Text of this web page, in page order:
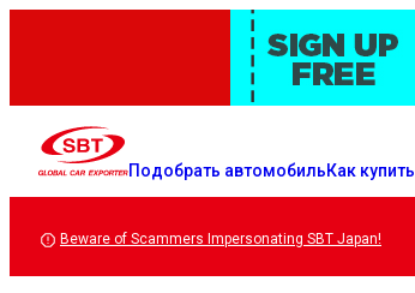
Подобрать автомобильКак купить
Beware of Scammers Impersonating SBT Japan!